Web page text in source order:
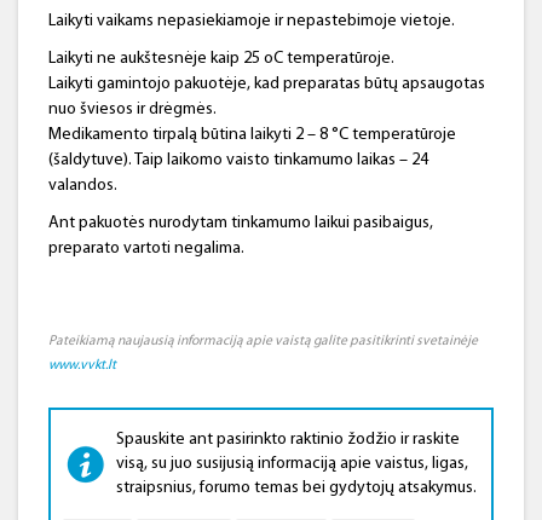
Laikyti vaikams nepasiekiamoje ir nepastebimoje vietoje.
Laikyti ne aukštesnėje kaip 25 oC temperatūroje.
Laikyti gamintojo pakuotėje, kad preparatas būtų apsaugotas
nuo šviesos ir drėgmės.
Medikamento tirpalą būtina laikyti 2 – 8 °C temperatūroje
(šaldytuve). Taip laikomo vaisto tinkamumo laikas – 24
valandos.
Ant pakuotės nurodytam tinkamumo laikui pasibaigus,
preparato vartoti negalima.
Pateikiamą naujausią informaciją apie vaistą galite pasitikrinti svetainėje
www.vvkt.lt
Spauskite ant pasirinkto raktinio žodžio ir raskite
visą, su juo susijusią informaciją apie vaistus, ligas,
straipsnius, forumo temas bei gydytojų atsakymus.